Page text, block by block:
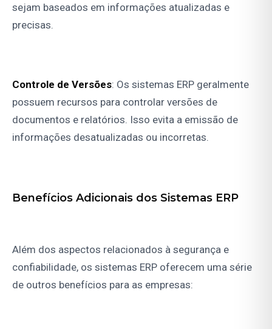
sejam baseados em informações atualizadas e
precisas.
Controle de Versões: Os sistemas ERP geralmente
possuem recursos para controlar versões de
documentos e relatórios. Isso evita a emissão de
informações desatualizadas ou incorretas.
Benefícios Adicionais dos Sistemas ERP
Além dos aspectos relacionados à segurança e
confiabilidade, os sistemas ERP oferecem uma série
de outros benefícios para as empresas: